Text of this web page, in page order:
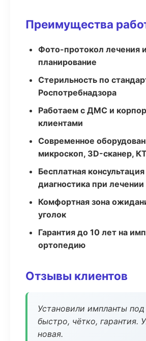
Преимущества
Фото-протокол лечения
планирование
Стерильность по
Роспотребнадзора
Работаем с ДМС и
клиентами
Современное
микроскоп, 3D-сканер, КТ
Бесплатная консультация
диагностика при лечении
Комфортная зона
уголок
Гарантия до 10 лет на
ортопедию
Отзывы клиентов
Установили импланты
быстро, чётко, гарантия.
новая.